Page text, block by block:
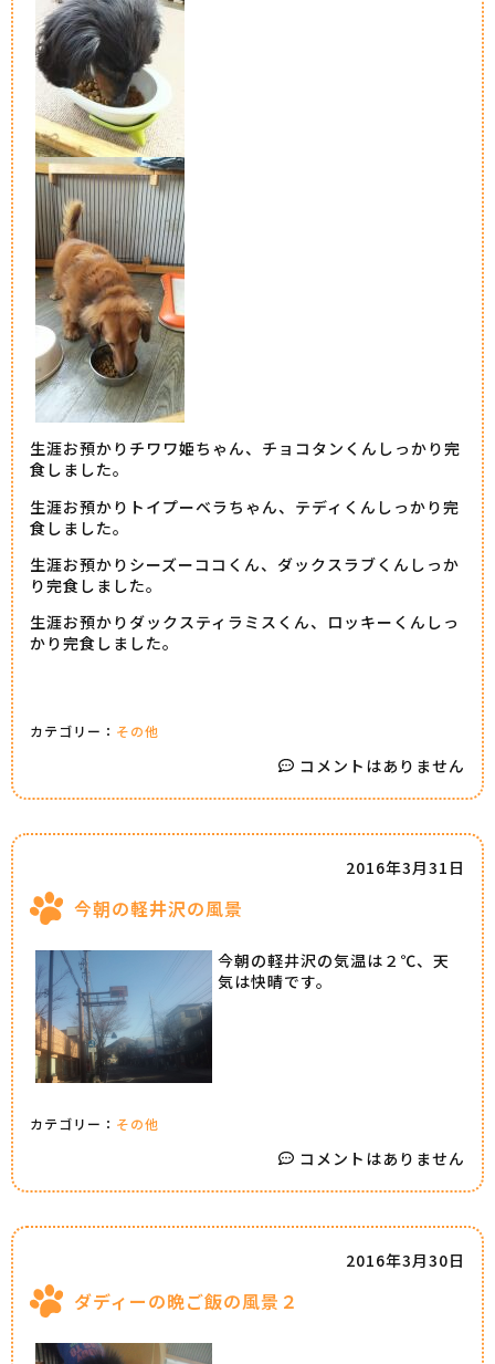
生涯お預かりチワワ姫ちゃん、チョコタンくんしっかり完
食しました。
生涯お預かりトイプーベラちゃん、テディくんしっかり完
食しました。
生涯お預かりシーズーココくん、ダックスラブくんしっか
り完食しました。
生涯お預かりダックスティラミスくん、ロッキーくんしっ
かり完食しました。
カテゴリー： その他
コメントはありません
今朝の軽井沢の風景
2016年3月31日
今朝の軽井沢の気温は２℃、天
気は快晴です。
カテゴリー： その他
コメントはありません
ダディーの晩ご飯の風景２
2016年3月30日